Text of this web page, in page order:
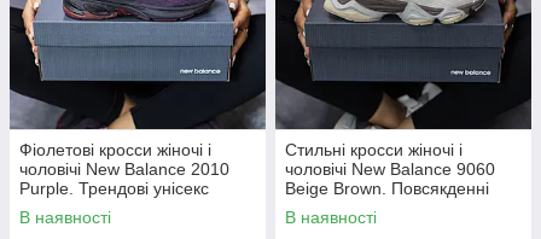
Фіолетові кросси жіночі і
чоловічі New Balance 2010
Purple. Трендові унісекс
кроссівки Нью Беленс 2010.
В наявності
Стильні кросси жіночі і
чоловічі New Balance 9060
Beige Brown. Повсякденні
унісекс кроссівки Нью Беленс
9060.
В наявності